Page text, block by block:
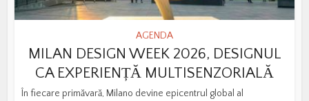
AGENDA
MILAN DESIGN WEEK 2026, DESIGNUL
CA EXPERIENȚĂ MULTISENZORIALĂ
În fiecare primăvară, Milano devine epicentrul global al